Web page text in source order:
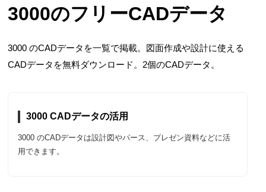
3000のフリーCADデータ
3000 のCADデータを一覧で掲載。図面作成や設計に使える
CADデータを無料ダウンロード。2個のCADデータ。
3000 CADデータの活用
3000 のCADデータは設計図やパース、プレゼン資料などに活
用できます。